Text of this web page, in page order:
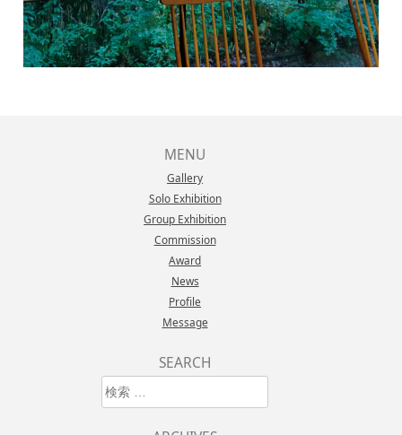
MENU
Gallery
Solo Exhibition
Group Exhibition
Commission
Award
News
Profile
Message
SEARCH
検索